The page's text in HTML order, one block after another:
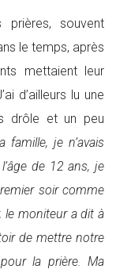
souvent
le temps, après
mettaient leur
d’ailleurs lu une
drôle et un peu
famille, je n’avais
de 12 ans, je
soir comme
le moniteur a dit à
de mettre notre
la prière. Ma